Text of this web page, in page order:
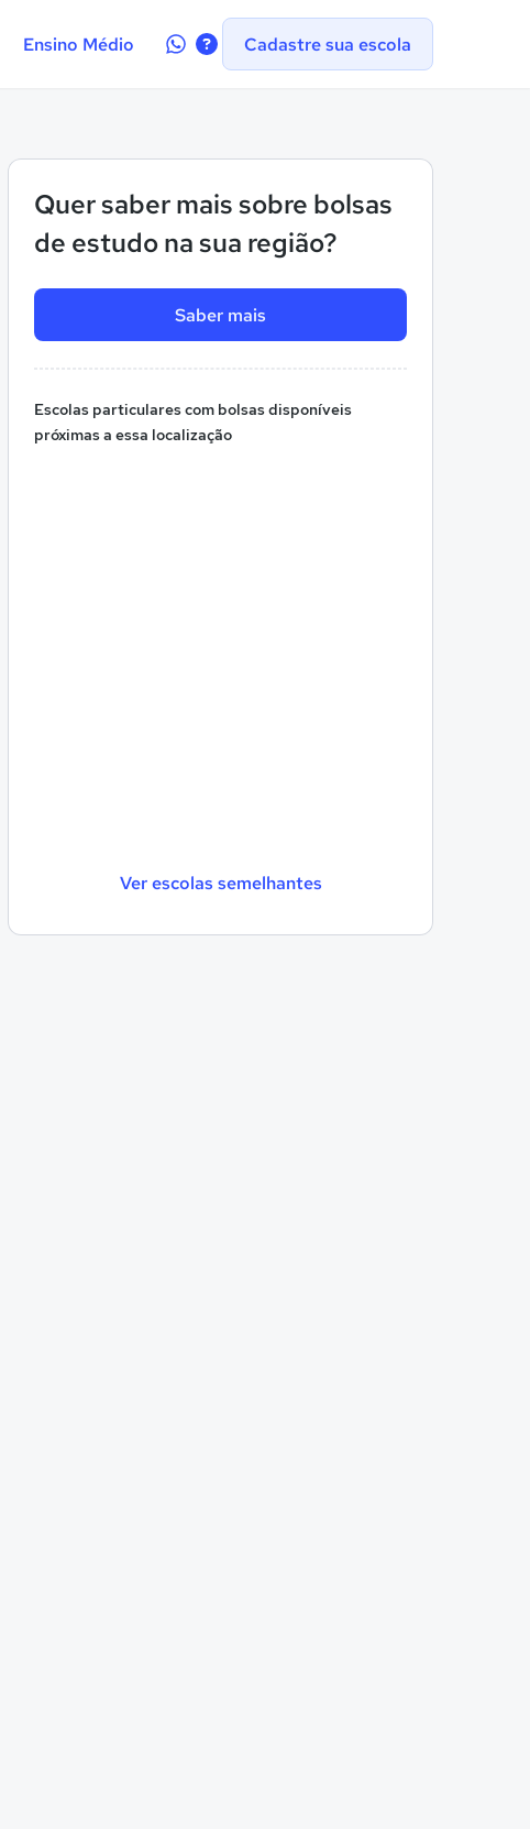
Ensino Médio
Contate-Cadastre sua escola
Quer saber mais sobre bolsas
de estudo na sua região?
Saber mais
Escolas particulares com bolsas disponíveis
próximas a essa localização
Ver escolas semelhantes